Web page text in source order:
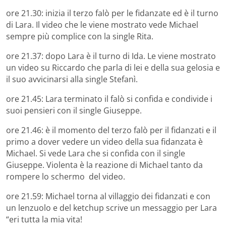
ore 21.30: inizia il terzo falò per le fidanzate ed è il turno
di Lara. Il video che le viene mostrato vede Michael
sempre più complice con la single Rita.
ore 21.37: dopo Lara è il turno di Ida. Le viene mostrato
un video su Riccardo che parla di lei e della sua gelosia e
il suo avvicinarsi alla single Stefanì.
ore 21.45: Lara terminato il falò si confida e condivide i
suoi pensieri con il single Giuseppe.
ore 21.46: è il momento del terzo falò per il fidanzati e il
primo a dover vedere un video della sua fidanzata è
Michael. Si vede Lara che si confida con il single
Giuseppe. Violenta è la reazione di Michael tanto da
rompere lo schermo del video.
ore 21.59: Michael torna al villaggio dei fidanzati e con
un lenzuolo e del ketchup scrive un messaggio per Lara
“eri tutta la mia vita!